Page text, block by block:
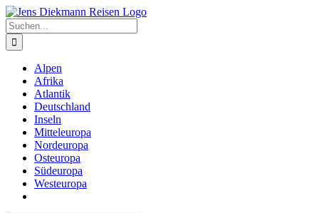
Zum
Inhalt
springen
Suche
nach:
Alpen
Afrika
Atlantik
Deutschland
Inseln
Mitteleuropa
Nordeuropa
Osteuropa
Südeuropa
Westeuropa